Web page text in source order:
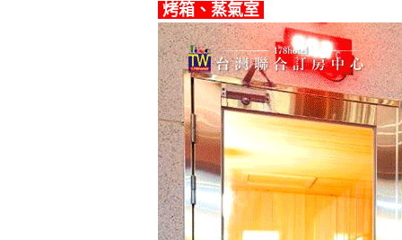
烤箱、蒸氣室